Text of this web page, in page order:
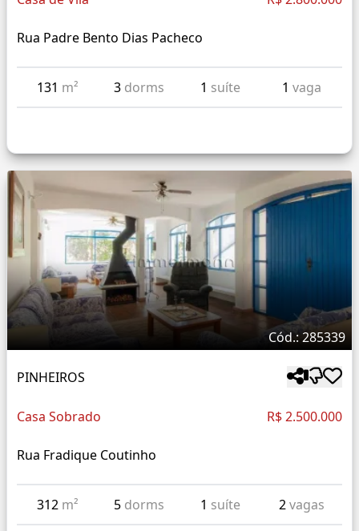
Rua Padre Bento Dias Pacheco
131 m² 3 dorms 1 suíte 1 vaga
Cód.: 285339
PINHEIROS
Casa Sobrado R$ 2.500.000
Rua Fradique Coutinho
312 m² 5 dorms 1 suíte 2vagas